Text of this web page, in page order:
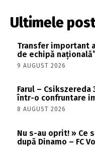
Ultimele
Transfer important
de echipă
9 AUGUST 2026
Farul – Csikszereda
într-o confruntare
8 AUGUST 2026
Nu s-au oprit! » Ce
după Dinamo – FC